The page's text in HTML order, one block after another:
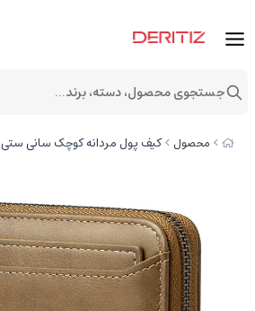
محصول کیف پول مردانه کوچک سانی ستی SUNICETY S3007 short men&#39;s wallet multi-card slot
جستجوی محصول، دسته، برند...